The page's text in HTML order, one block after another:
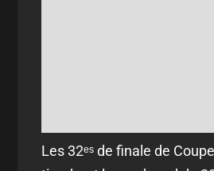
Les 32ᵉˢ de finale de